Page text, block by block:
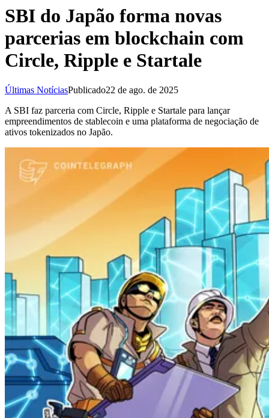
SBI do Japão forma novas
parcerias em blockchain com
Circle, Ripple e Startale
Últimas NotíciasPublicado22 de ago. de 2025
A SBI faz parceria com Circle, Ripple e Startale para lançar
empreendimentos de stablecoin e uma plataforma de negociação de
ativos tokenizados no Japão.